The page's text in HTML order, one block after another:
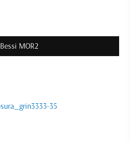
Bessi MOR2